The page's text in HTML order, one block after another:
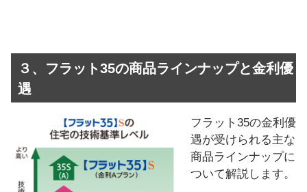
３、フラット35の商品ラインナップと金利優
遇
フラット35の金利優
遇が受けられる主な
商品ラインナップに
ついて解説します。